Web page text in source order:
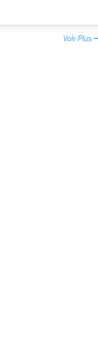
Voir Plus